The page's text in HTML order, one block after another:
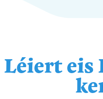
Léiert eis